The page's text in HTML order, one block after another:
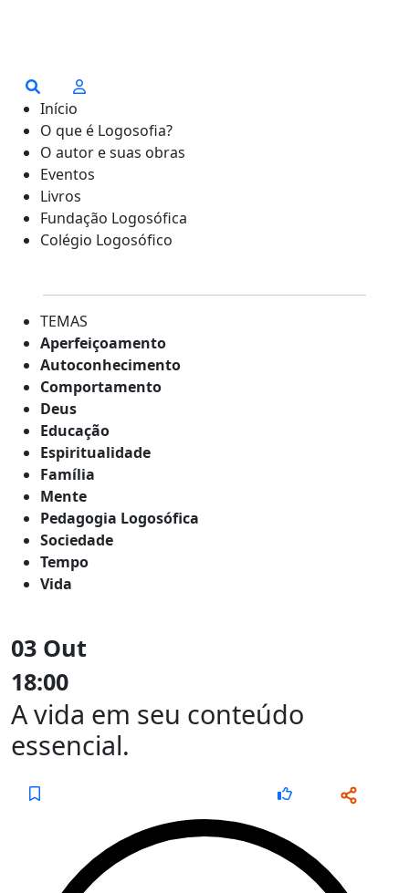
Início
O que é Logosofia?
O autor e suas obras
Eventos
Livros
Fundação Logosófica
Colégio Logosófico
TEMAS
Aperfeiçoamento
Autoconhecimento
Comportamento
Deus
Educação
Espiritualidade
Família
Mente
Pedagogia Logosófica
Sociedade
Tempo
Vida
03 Out
18:00
A vida em seu conteúdo
essencial.